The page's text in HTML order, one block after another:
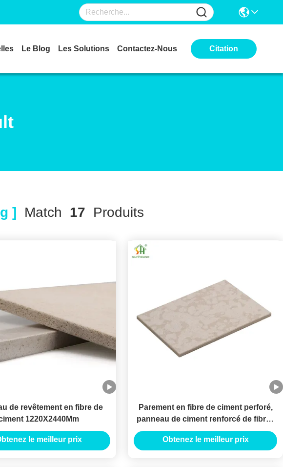
Le Blog Les Solutions Contactez-Nous Citation
] Match 17 Produits
de revêtement en fibre de
1220X2440Mm
le meilleur prix
Parement en fibre de ciment perforé,
panneau de ciment renforcé de fibres
4x8ft
Obtenez le meilleur prix